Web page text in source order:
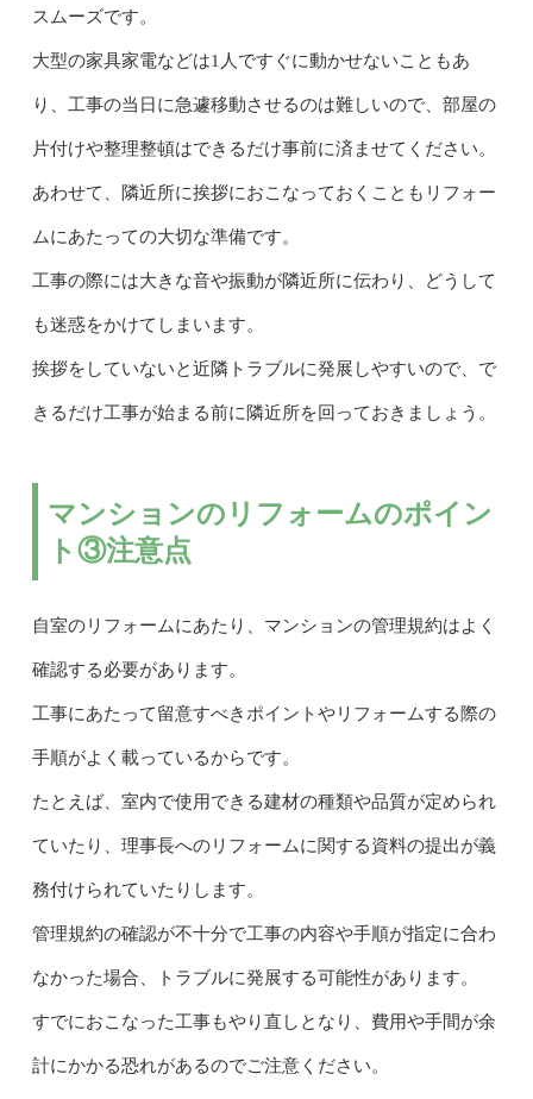
スムーズです。
大型の家具家電などは1人ですぐに動かせないこともあ
り、工事の当日に急遽移動させるのは難しいので、部屋の
片付けや整理整頓はできるだけ事前に済ませてください。
あわせて、隣近所に挨拶におこなっておくこともリフォー
ムにあたっての大切な準備です。
工事の際には大きな音や振動が隣近所に伝わり、どうして
も迷惑をかけてしまいます。
挨拶をしていないと近隣トラブルに発展しやすいので、で
きるだけ工事が始まる前に隣近所を回っておきましょう。
マンションのリフォームのポイン
ト③注意点
自室のリフォームにあたり、マンションの管理規約はよく
確認する必要があります。
工事にあたって留意すべきポイントやリフォームする際の
手順がよく載っているからです。
たとえば、室内で使用できる建材の種類や品質が定められ
ていたり、理事長へのリフォームに関する資料の提出が義
務付けられていたりします。
管理規約の確認が不十分で工事の内容や手順が指定に合わ
なかった場合、トラブルに発展する可能性があります。
すでにおこなった工事もやり直しとなり、費用や手間が余
計にかかる恐れがあるのでご注意ください。